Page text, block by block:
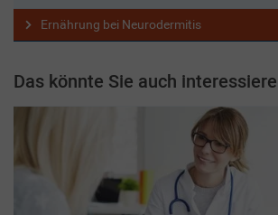
Ernährung bei Neurodermitis
Das könnte Sie auch